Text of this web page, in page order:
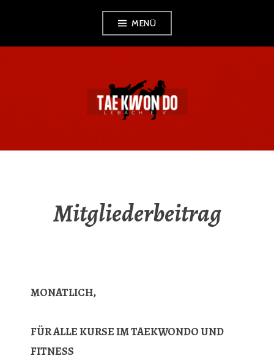
MENÜ
TAEKWONDO
LEBACH
Mitgliederbeitrag
MONATLICH,
FÜR ALLE KURSE IM TAEKWONDO UND
FITNESS